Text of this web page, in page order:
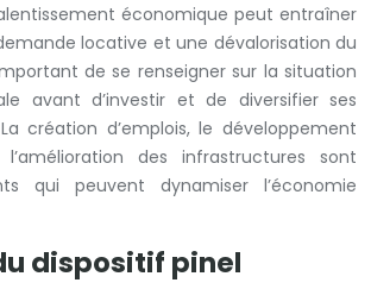
économique peut entraîner
locative et une dévalorisation du
de se renseigner sur la situation
avant d’investir et de diversifier ses
création d’emplois, le développement
des infrastructures sont
qui peuvent dynamiser l’économie
dispositif pinel